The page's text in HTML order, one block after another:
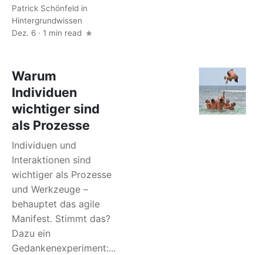
Patrick Schönfeld in
Hintergrundwissen
Dez. 6 · 1 min read
Warum
Individuen
wichtiger sind
als Prozesse
Individuen und
Interaktionen sind
wichtiger als Prozesse
und Werkzeuge –
behauptet das agile
Manifest. Stimmt das?
Dazu ein
Gedankenexperiment:...